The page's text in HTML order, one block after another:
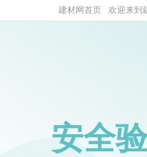
建材网首页 欢迎来到
安全